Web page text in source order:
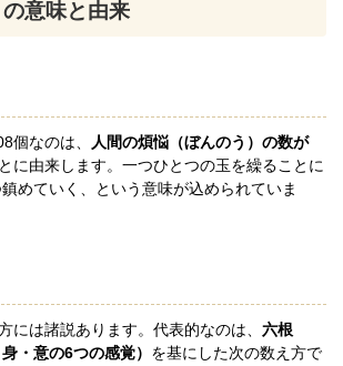
意味と由来
個なのは、
人間の煩悩（ぼんのう）の数が
に由来します。一つひとつの玉を繰ることに
めていく、という意味が込められていま
には諸説あります。代表的なのは、 六根
・意の6つの感覚） を基にした次の数え方で